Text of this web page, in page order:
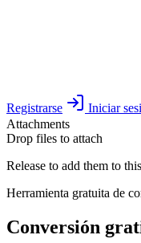
Registrarse Iniciar
Attachments
Drop files to attach
Release to add them to
Herramienta gratuita de
Conversión